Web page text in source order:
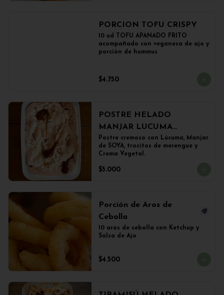
PORCION TOFU CRISPY
10 ud TOFU APANADO FRITO
acompañado con veganesa de ajo y
porción de hummus
$4.750
POSTRE HELADO
MANJAR LUCUMA
(500grs)
Postre cremoso con Lúcuma, Manjar
de SOYA, trocitos de merengue y
Crema Vegetal.
$5.000
Porción de Aros de
Cebolla
10 aros de cebolla con Ketchup y
Salsa de Ajo
$4.500